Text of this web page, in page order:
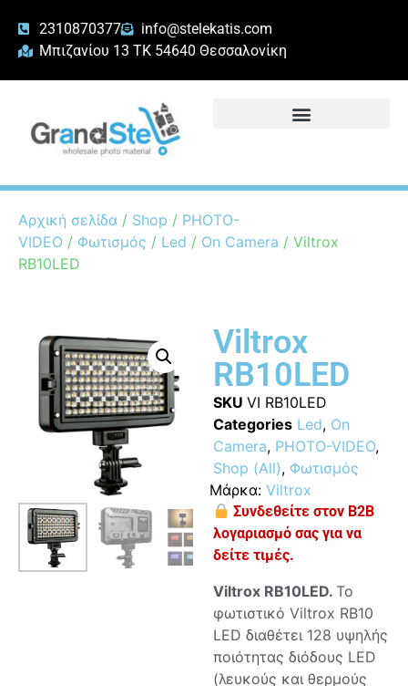
2310870377
info@stelekatis.com
Μπιζανίου 13 ΤΚ 54640 Θεσσαλονίκη
Αρχική σελίδα / Shop / PHOTO-
VIDEO / Φωτισμός / Led / On Camera / Viltrox
RB10LED
Viltrox
RB10LED
SKU VI RB10LED
Categories Led, On
Camera, PHOTO-VIDEO,
Shop (All), Φωτισμός
Μάρκα: Viltrox
Συνδεθείτε στον B2B
λογαριασμό σας για να
δείτε τιμές.
Viltrox RB10LED. Το
φωτιστικό Viltrox RB10
LED διαθέτει 128 υψηλής
ποιότητας διόδους LED
(λευκούς και θερμούς